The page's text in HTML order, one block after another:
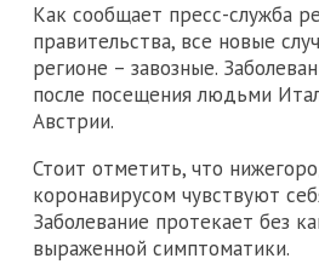
Как сообщает пресс-служба
правительства, все новые
регионе – завозные.
после посещения людьми
Австрии.
Стоит отметить, что
коронавирусом чувствуют
Заболевание протекает без
выраженной симптоматики.